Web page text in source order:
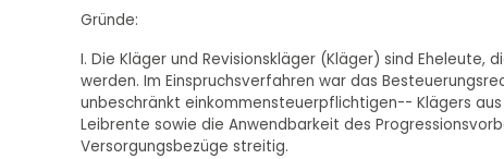
Gründe:
I. Die Kläger und Revisionskläger (Kläger) sind Eheleute,
werden. Im Einspruchsverfahren war das
unbeschränkt einkommensteuerpflichtigen-- Klägers
Leibrente sowie die Anwendbarkeit des
Versorgungsbezüge streitig.